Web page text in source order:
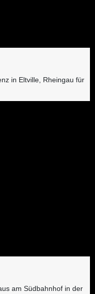
in Eltville, Rheingau für
am Südbahnhof in der